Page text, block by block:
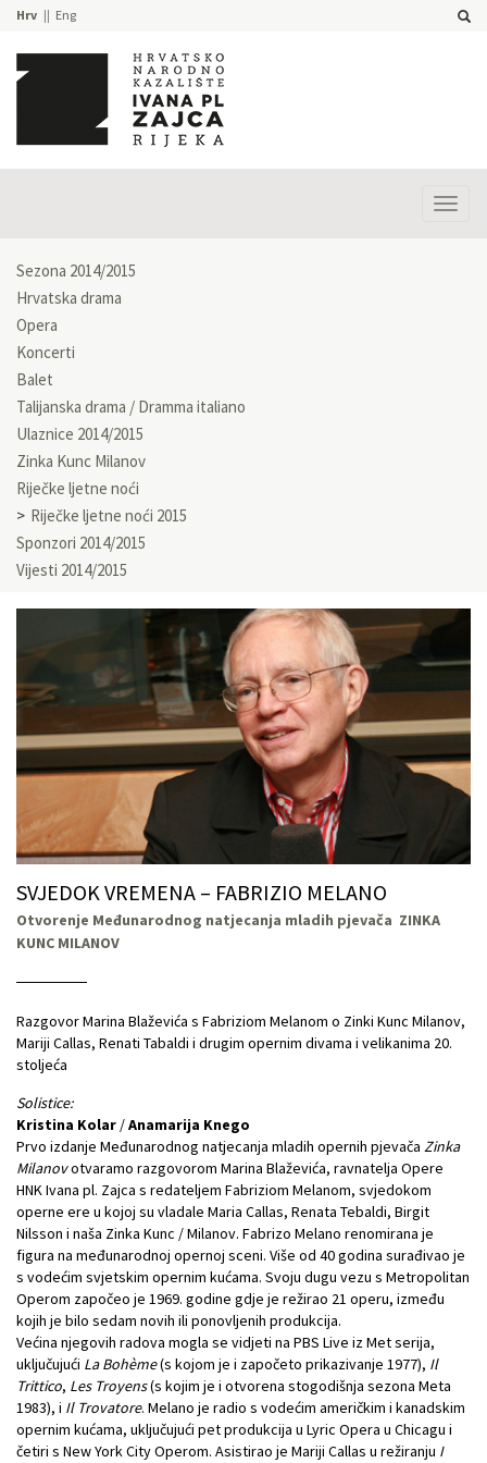
Hrv Eng
Sezona 2014/2015
Hrvatska drama
Opera
Koncerti
Balet
Talijanska drama / Dramma italiano
Ulaznice 2014/2015
Zinka Kunc Milanov
Riječke ljetne noći
Riječke ljetne noći 2015
Sponzori 2014/2015
Vijesti 2014/2015
SVJEDOK VREMENA – FABRIZIO MELANO
Otvorenje Međunarodnog natjecanja mladih pjevača ZINKA
KUNC MILANOV
Razgovor Marina Blaževića s Fabriziom Melanom o Zinki Kunc Milanov,
Mariji Callas, Renati Tabaldi i drugim opernim divama i velikanima 20.
stoljeća
Solistice:
Kristina Kolar /Anamarija Knego
Prvo izdanje Međunarodnog natjecanja mladih opernih pjevača Zinka
Milanovotvaramo razgovorom Marina Blaževića, ravnatelja Opere
HNK Ivana pl. Zajca s redateljem Fabriziom Melanom, svjedokom
operne ere u kojoj su vladale Maria Callas, Renata Tebaldi, Birgit
Nilsson i naša Zinka Kunc / Milanov. Fabrizo Melano renomirana je
figura na međunarodnoj opernoj sceni. Više od 40 godina surađivao je
s vodećim svjetskim opernim kućama. Svoju dugu vezu s Metropolitan
Operom započeo je 1969. godine gdje je režirao 21 operu, između
kojih je bilo sedam novih ili ponovljenih produkcija.
Većina njegovih radova mogla se vidjeti na PBS Live iz Met serija,
uključujući La Bohème(s kojom je i započeto prikazivanje 1977), Il
Trittico, Les Troyens(s kojim je i otvorena stogodišnja sezona Meta
1983), i Il Trovatore. Melano je radio s vodećim američkim i kanadskim
opernim kućama, uključujući pet produkcija u Lyric Opera u Chicagu i
četiri s New York City Operom. Asistirao je Mariji Callas u režiranju I